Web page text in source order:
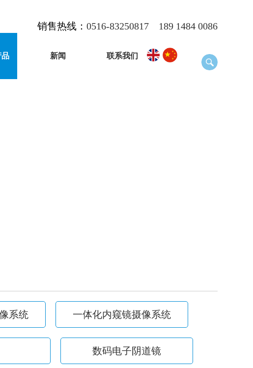
销售热线： 0516-83250817 189 1484 0086
品 新闻 联系我们
系统 一体化内窥镜摄像系统
数码电子阴道镜